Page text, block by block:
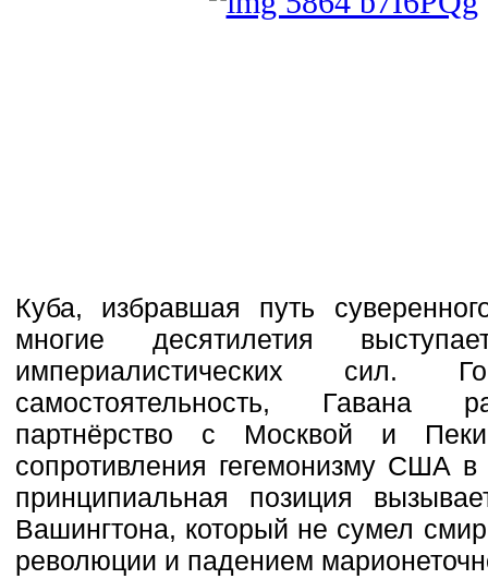
Куба, избравшая путь
многие десятилетия
империалистических сил.
самостоятельность, Гавана
партнёрство с Москвой и
сопротивления гегемонизму США
принципиальная позиция
Вашингтона, который не сумел
революции и падением